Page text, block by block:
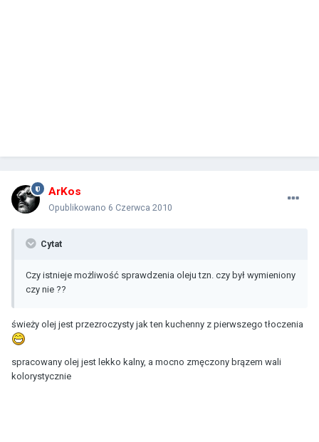
ArKos
Opublikowano 6 Czerwca 2010
Cytat
Czy istnieje możliwość sprawdzenia oleju tzn. czy był wymieniony
czy nie ??
świeży olej jest przezroczysty jak ten kuchenny z pierwszego tłoczenia
spracowany olej jest lekko kalny, a mocno zmęczony brązem wali
kolorystycznie